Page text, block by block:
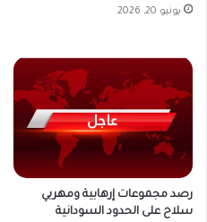
يونيو 20, 2026
رصد مجموعات إرهابية ومهربي
سلاح على الحدود السودانية